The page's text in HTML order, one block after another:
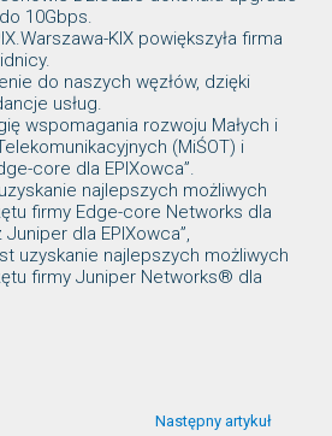
10Gbps.
KIX powiększyła firma
do naszych węzłów, dzięki
usług.
wspomagania rozwoju Małych i
(MiŚOT) i
core dla EPIXowca”.
najlepszych możliwych
firmy Edge-core Networks dla
dla EPIXowca”,
uzyskanie najlepszych możliwych
firmy Juniper Networks® dla
Następny artykuł